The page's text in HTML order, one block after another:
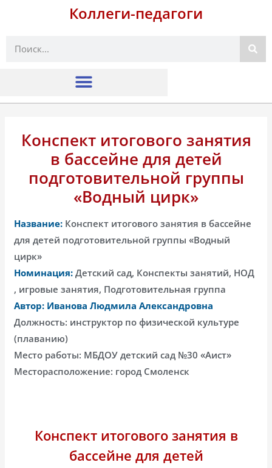
Коллеги-педагоги
Поиск
Конспект итогового занятия
в бассейне для детей
подготовительной группы
«Водный цирк»
Название: Конспект итогового занятия в бассейне
для детей подготовительной группы «Водный
цирк»
Номинация: Детский сад, Конспекты занятий, НОД
, игровые занятия, Подготовительная группа
Автор: Иванова Людмила Александровна
Должность: инструктор по физической культуре
(плаванию)
Место работы: МБДОУ детский сад №30 «Аист»
Месторасположение: город Смоленск
Конспект итогового занятия в
бассейне для детей